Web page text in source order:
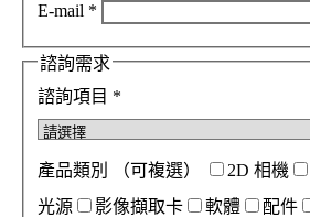
E-mail *
諮詢需求
諮詢項目 *
產品類別 （可複選） 2D 相機
光源
影像擷取卡 軟體 配件